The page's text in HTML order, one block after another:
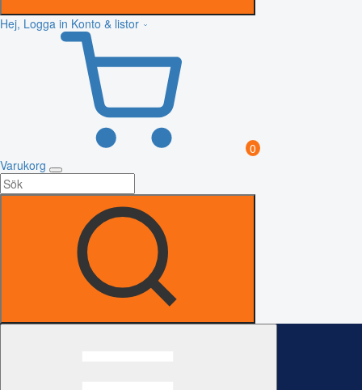
Hej, Logga in Konto & listor
0
Varukorg